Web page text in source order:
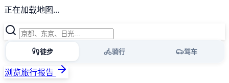
正在加载地图...
徒步 骑行 驾车
浏览旅行报告